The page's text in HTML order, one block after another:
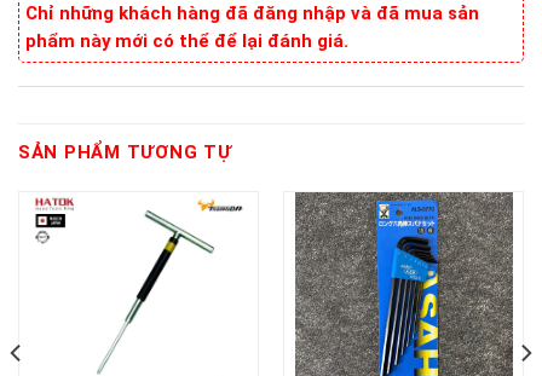
Chỉ những khách hàng đã đăng nhập và đã mua sản
phẩm này mới có thể để lại đánh giá.
SẢN PHẨM TƯƠNG TỰ